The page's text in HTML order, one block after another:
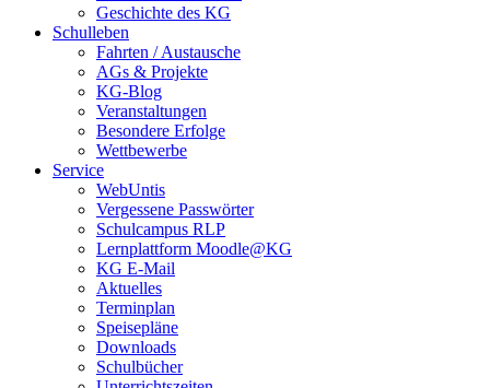
Geschichte des KG
Schulleben
Fahrten / Austausche
AGs & Projekte
KG-Blog
Veranstaltungen
Besondere Erfolge
Wettbewerbe
Service
WebUntis
Vergessene Passwörter
Schulcampus RLP
Lernplattform Moodle@KG
KG E-Mail
Aktuelles
Terminplan
Speisepläne
Downloads
Schulbücher